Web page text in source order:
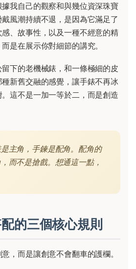
據我自己的觀察和與幾位資深珠寶
風潮持續不退，是因為它滿足了
、故事性，以及一種不經意的精
是在展示你對細節的講究。
下的老機械錶，和一條極細的皮
新舊交融的感覺，讓手錶不再冰
這不是一加一等於二，而是創造
主角，手鍊是配角。配角的
而不是搶戲。想通這一點，
的三個核心規則
，而是讓創意不會翻車的護欄。